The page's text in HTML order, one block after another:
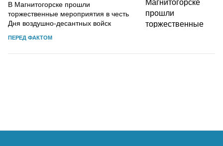
В Магнитогорске прошли
торжественные мероприятия в честь
Дня воздушно-десантных войск
ПЕРЕД ФАКТОМ